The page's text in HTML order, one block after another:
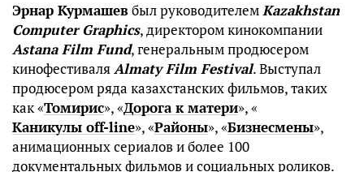
Эрнар Курмашевбыл руководителемKazakhstan
Computer Graphics, директором кинокомпании
Astana Film Fund, генеральным продюсером
кинофестиваляAlmaty Film Festival. Выступал
продюсером ряда казахстанских фильмов, таких
как «Томирис», «Дорога к матери», «
Каникулы off-line», «Районы», «Бизнесмены»,
анимационных сериалов и более 100
документальных фильмов и социальных роликов.